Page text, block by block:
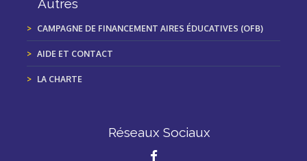
Autres
CAMPAGNE DE FINANCEMENT AIRES ÉDUCATIVES (OFB)
AIDE ET CONTACT
LA CHARTE
Réseaux Sociaux